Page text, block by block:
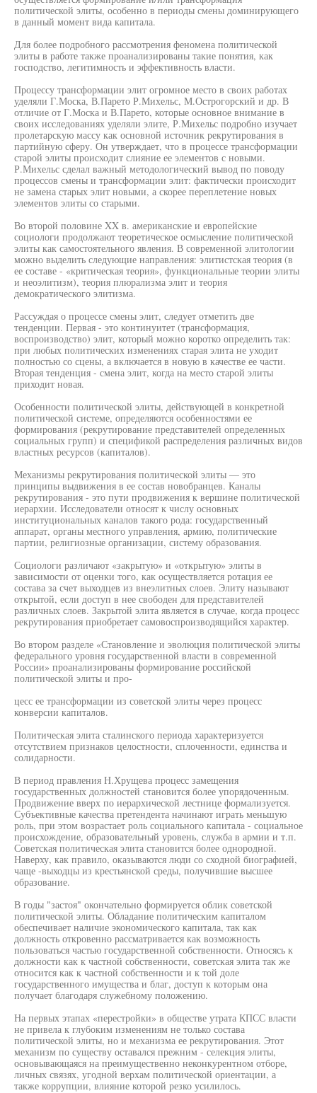
политической элиты, особенно в периоды смены доминирующего
в данный момент вида капитала.
Для более подробного рассмотрения феномена политической
элиты в работе также проанализированы такие понятия, как
господство, легитимность и эффективность власти.
Процессу трансформации элит огромное место в своих работах
уделяли Г.Моска, В.Парето Р.Михельс, М.Острогорский и др. В
отличие от Г.Моска и В.Парето, которые основное внимание в
своих исследованиях уделяли элите, Р.Михельс подробно изучает
пролетарскую массу как основной источник рекрутирования в
партийную сферу. Он утверждает, что в процессе трансформации
старой элиты происходит слияние ее элементов с новыми.
Р.Михельс сделал важный методологический вывод по поводу
процессов смены и трансформации элит: фактически происходит
не замена старых элит новыми, а скорее переплетение новых
элементов элиты со старыми.
Во второй половине XX в. американские и европейские
социологи продолжают теоретическое осмысление политической
элиты как самостоятельного явления. В современной элитологии
можно выделить следующие направления: элитистская теория (в
ее составе - «критическая теория», функциональные теории элиты
и неоэлитизм), теория плюрализма элит и теория
демократического элитизма.
Рассуждая о процессе смены элит, следует отметить две
тенденции. Первая - это континуитет (трансформация,
воспроизводство) элит, который можно коротко определить так:
при любых политических изменениях старая элита не уходит
полностью со сцены, а включается в новую в качестве ее части.
Вторая тенденция - смена элит, когда на место старой элиты
приходит новая.
Особенности политической элиты, действующей в конкретной
политической системе, определяются особенностями ее
формирования (рекрутирование представителей определенных
социальных групп) и спецификой распределения различных видов
властных ресурсов (капиталов).
Механизмы рекрутирования политической элиты — это
принципы выдвижения в ее состав новобранцев. Каналы
рекрутирования - это пути продвижения к вершине политической
иерархии. Исследователи относят к числу основных
институциональных каналов такого рода: государственный
аппарат, органы местного управления, армию, политические
партии, религиозные организации, систему образования.
Социологи различают «закрытую» и «открытую» элиты в
зависимости от оценки того, как осуществляется ротация ее
состава за счет выходцев из внеэлитных слоев. Элиту называют
открытой, если доступ в нее свободен для представителей
различных слоев. Закрытой элита является в случае, когда процесс
рекрутирования приобретает самовоспроизводящийся характер.
Во втором разделе «Становление и эволюция политической элиты
федерального уровня государственной власти в современной
России» проанализированы формирование российской
политической элиты и про-
цесс ее трансформации из советской элиты через процесс
конверсии капиталов.
Политическая элита сталинского периода характеризуется
отсутствием признаков целостности, сплоченности, единства и
солидарности.
В период правления Н.Хрущева процесс замещения
государственных должностей становится более упорядоченным.
Продвижение вверх по иерархической лестнице формализуется.
Субъективные качества претендента начинают играть меньшую
роль, при этом возрастает роль социального капитала - социальное
происхождение, образовательный уровень, служба в армии и т.п.
Советская политическая элита становится более однородной.
Наверху, как правило, оказываются люди со сходной биографией,
чаще -выходцы из крестьянской среды, получившие высшее
образование.
В годы "застоя" окончательно формируется облик советской
политической элиты. Обладание политическим капиталом
обеспечивает наличие экономического капитала, так как
должность откровенно рассматривается как возможность
пользоваться частью государственной собственности. Относясь к
должности как к частной собственности, советская элита так же
относится как к частной собственности и к той доле
государственного имущества и благ, доступ к которым она
получает благодаря служебному положению.
На первых этапах «перестройки» в обществе утрата КПСС власти
не привела к глубоким изменениям не только состава
политической элиты, но и механизма ее рекрутирования. Этот
механизм по существу оставался прежним - селекция элиты,
основывающаяся на преимущественно неконкурентном отборе,
личных связях, угодной верхам политической ориентации, а
также коррупции, влияние которой резко усилилось.